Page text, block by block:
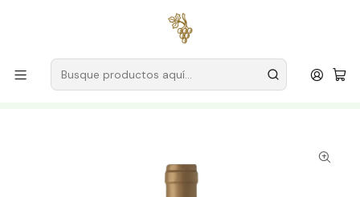
para pedidos superiores a
Productores
Vino Verde (Monção & Melgaço)
Granjas Melgaço
Quintas de Melgaço Torre de Menagem Choice 2024 Vino
Blanco Verde 75cl